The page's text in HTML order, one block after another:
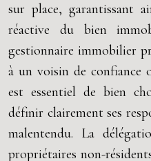
sur place, garantissant
réactive du bien
gestionnaire immobilier
à un voisin de
est essentiel de bien
définir clairement ses
malentendu. La
propriétaires non-